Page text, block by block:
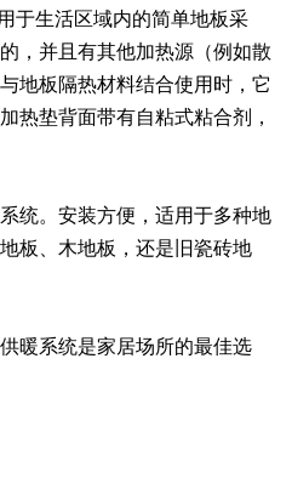
于生活区域内的简单地板采
，并且有其他加热源（例如散
地板隔热材料结合使用时，它
热垫背面带有自粘式粘合剂，
统。安装方便，适用于多种地
板、木地板，还是旧瓷砖地
暖系统是家居场所的最佳选